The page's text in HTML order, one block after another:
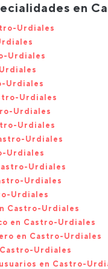
en
Urdiales
Urdiales
Urdiales
Urdiales
Urdiales
Urdiales
Urdiales
Urdiales
Urdiales
Urdiales
Urdiales
Castro-Urdiales
en Castro-Urdiales
en Castro-Urdiales
Urdiales
en Castro-